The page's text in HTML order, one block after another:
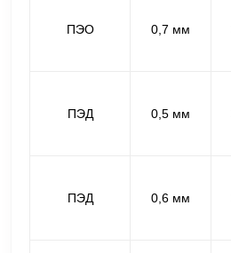
ПЭО 0,7 мм
ПЭД 0,5 мм
ПЭД 0,6 мм